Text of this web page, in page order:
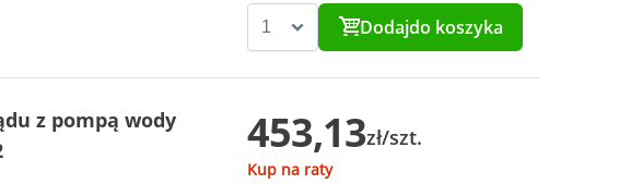
Dodajdo koszyka
z pompą wody
453,13zł/szt.
Kup na raty